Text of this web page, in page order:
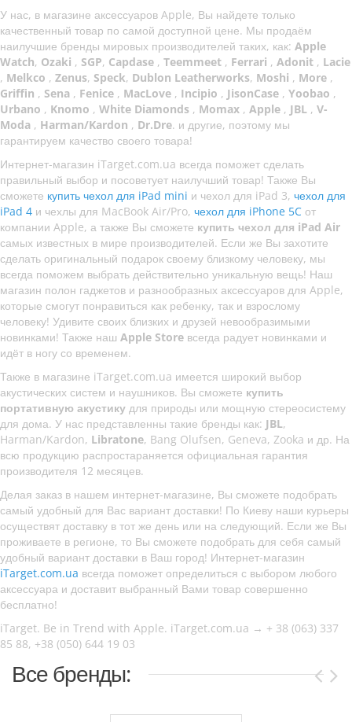
У нас, в магазине аксессуаров Apple, Вы найдете только
качественный товар по самой доступной цене. Мы продаём
наилучшие бренды мировых производителей таких, как: Apple
Watch, Ozaki , SGP, Capdase , Teemmeet , Ferrari , Adonit , Lacie
, Melkco , Zenus, Speck, Dublon Leatherworks, Moshi , More ,
Griffin , Sena , Fenice , MacLove , Incipio , JisonCase , Yoobao ,
Urbano , Knomo , White Diamonds , Momax , Apple , JBL , V-
Moda , Harman/Kardon , Dr.Dre. и другие, поэтому мы
гарантируем качество своего товара!
Интернет-магазин iTarget.com.ua всегда поможет сделать
правильный выбор и посоветует наилучший товар! Также Вы
сможете купить чехол для iPad mini и чехол для iPad 3, чехол для
iPad 4 и чехлы для MacBook Air/Pro, чехол для iPhone 5C от
компании Apple, а также Вы сможете купить чехол для iPad Air
самых известных в мире производителей. Если же Вы захотите
сделать оригинальный подарок своему близкому человеку, мы
всегда поможем выбрать действительно уникальную вещь! Наш
магазин полон гаджетов и разнообразных аксессуаров для Apple,
которые смогут понравиться как ребенку, так и взрослому
человеку! Удивите своих близких и друзей невообразимыми
новинками! Также наш Apple Store всегда радует новинками и
идёт в ногу со временем.
Также в магазине iTarget.com.ua имеется широкий выбор
акустических систем и наушников. Вы сможете купить
портативную акустику для природы или мощную стереосистему
для дома. У нас представленны такие бренды как: JBL,
Harman/Kardon, Libratone, Bang Olufsen, Geneva, Zooka и др. На
всю продукцию распростараняется официальная гарантия
производителя 12 месяцев.
Делая заказ в нашем интернет-магазине, Вы сможете подобрать
самый удобный для Вас вариант доставки! По Киеву наши курьеры
осуществят доставку в тот же день или на следующий. Если же Вы
проживаете в регионе, то Вы сможете подобрать для себя самый
удобный вариант доставки в Ваш город! Интернет-магазин
iTarget.com.ua всегда поможет определиться с выбором любого
аксессуара и доставит выбранный Вами товар совершенно
бесплатно!
iTarget. Be in Trend with Apple. iTarget.com.ua → + 38 (063) 337
85 88, +38 (050) 644 19 03
Все бренды: